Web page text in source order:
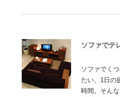
ソファでテ
ソファでく
たい、1日の
時間。そん